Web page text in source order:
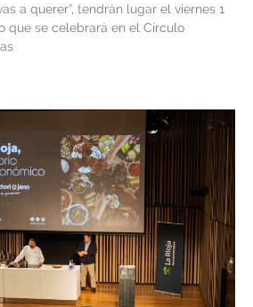
a querer”, tendrán lugar el viernes 1
que se celebrará en el Círculo